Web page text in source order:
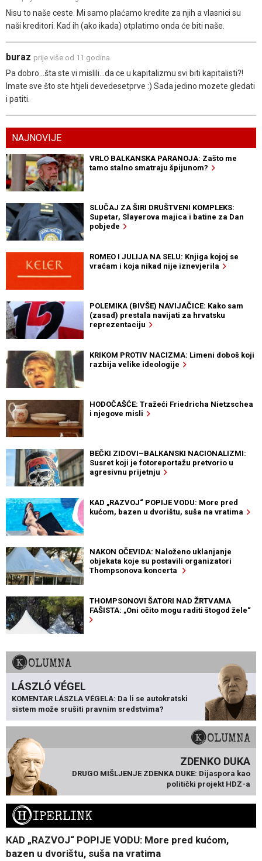
Nisu to naše ceste. Mi samo plaćamo kredite za njih a vlasnici su
naši kreditori. Kad ih (ako ikada) otplatimo onda će biti naše.
buraz prije više od 11 godina
Pa dobro...šta ste vi mislili...da ce u kapitalizmu svi biti kapitalisti?!
Imate sve što ste htjeli devedesetprve :) Sada jedino mozete gledati
i patiti.
NAJNOVIJE
VRLO BALKANSKA PARANOJA: Zašto me
tamo stalno smatraju špijunom?
SLUČAJ ZA ŠIRI DRUŠTVENI KOMPLEKS:
Supetar, Slayerova majica i batine za Dan
pobjede
ROMEO I JULIJA NA SELU: Knjiga kojoj se
vraćam i koja nikad nije iznevjerila
POLEMIKA (BIVŠE) NAVIJAČICE: Kako sam
(zasad) prestala navijati za hrvatsku
reprezentaciju
KRIKOM PROTIV NACIZMA: Limeni doboš koji
razbija velike ideologije
HODOČAŠĆE: Tražeći Friedricha Nietzschea
i njegove misli
BEČKI ZIDOVI–BALKANSKI NACIONALIZMI:
Susret koji je fotoreportažu pretvorio u
agresivnu prijetnju
KAD „RAZVOJ“ POPIJE VODU: More pred
kućom, bazen u dvorištu, suša na vratima
NAKON OČEVIDA: Naloženo uklanjanje
objekata koje su postavili organizatori
Thompsonova koncerta
THOMPSONOVI ŠATORI NAD ŽRTVAMA
FAŠISTA: „Oni očito mogu raditi štogod žele“
KOLUMNA
LÁSZLÓ VÉGEL
KOMENTAR LÁSZLA VÉGELA: Da li se autokratski
sistem može srušiti pravnim sredstvima?
KOLUMNA
ZDENKO DUKA
DRUGO MIŠLJENJE ZDENKA DUKE: Dijaspora kao
politički projekt HDZ-a
HIPERLINK
KAD „RAZVOJ“ POPIJE VODU: More pred kućom,
bazen u dvorištu, suša na vratima